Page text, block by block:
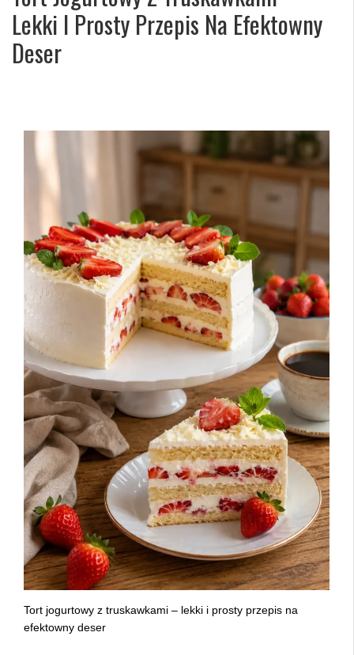
Lekki I Prosty Przepis Na Efektowny
Deser
Tort jogurtowy z truskawkami – lekki i prosty przepis na
efektowny deser